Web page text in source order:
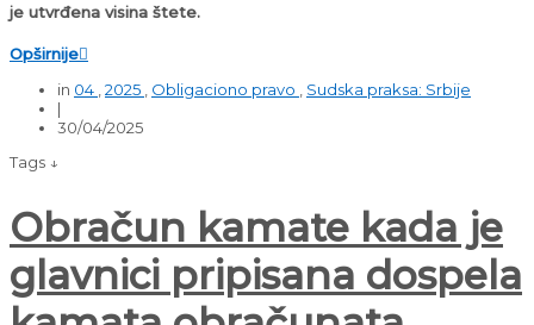
je utvrđena visina štete.
Opširnije
in 04 2025 Obligaciono pravo
Sudska praksa: Srbije
|
30/04/2025
Tags ↓
Obračun kamate kada je
glavnici pripisana dospela